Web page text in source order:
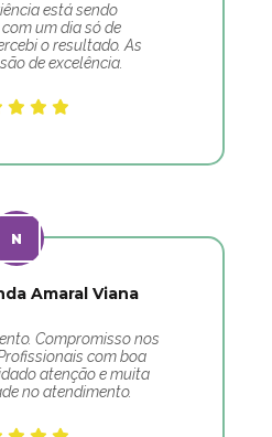
está sendo
um dia só de
o resultado. As
de excelência.
Amaral Viana
Compromisso nos
com boa
atenção e muita
no atendimento.